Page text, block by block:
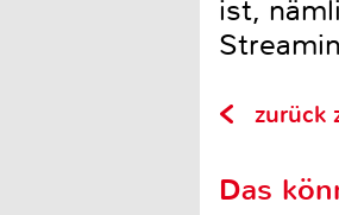
ist,
zurück
Das